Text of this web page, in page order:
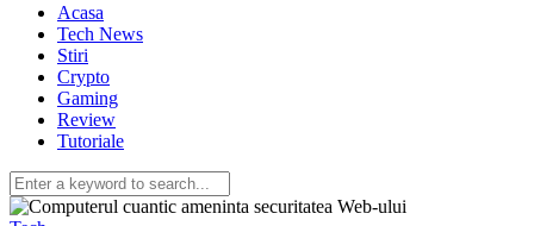
Acasa
Tech News
Stiri
Crypto
Gaming
Review
Tutoriale